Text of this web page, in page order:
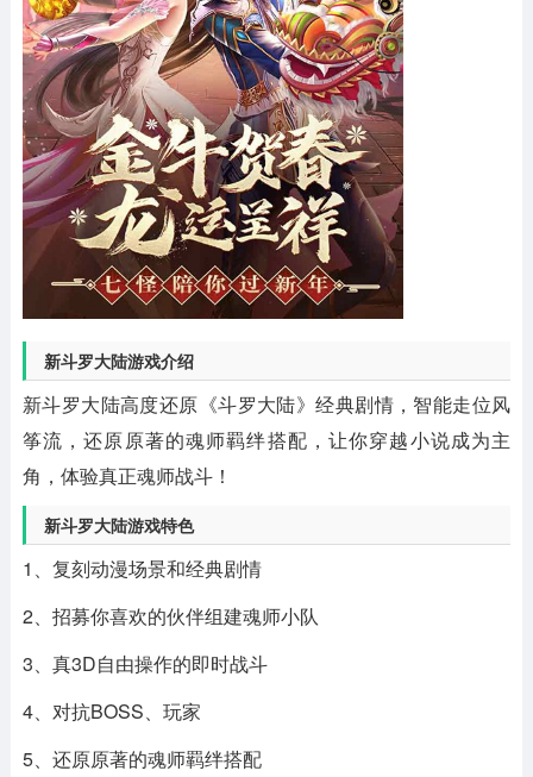
新斗罗大陆游戏介绍
新斗罗大陆高度还原《斗罗大陆》经典剧情，智能走位风
筝流，还原原著的魂师羁绊搭配，让你穿越小说成为主
角，体验真正魂师战斗！
新斗罗大陆游戏特色
1、复刻动漫场景和经典剧情
2、招募你喜欢的伙伴组建魂师小队
3、真3D自由操作的即时战斗
4、对抗BOSS、玩家
5、还原原著的魂师羁绊搭配